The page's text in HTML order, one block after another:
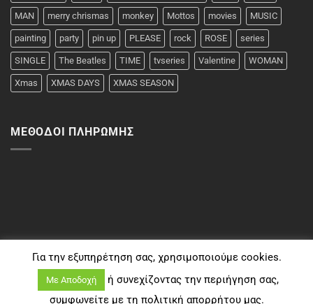
MAN merry chrismas monkey Mottos movies MUSIC
painting party pin up PLEASE rock ROSE series
SINGLE The Beatles TIME tvseries Valentine WOMAN
Xmas XMAS DAYS XMAS SEASON
ΜΈΘΟΔΟΙ ΠΛΗΡΩΜΉΣ
Για την εξυπηρέτηση σας, χρησιμοποιούμε cookies.
Με Αποδοχή
ή συνεχίζοντας την περιήγηση σας,
συμφωνείτε με τη πολιτική απορρήτου μας.